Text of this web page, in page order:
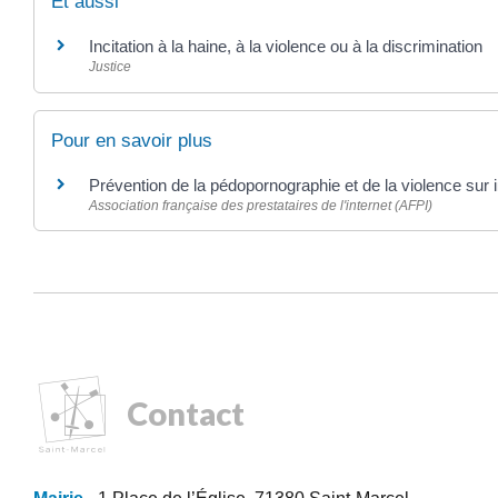
Incitation à la haine, à la violence ou à la discrimination
Justice
Pour en savoir plus
Prévention de la pédopornographie et de la violence sur
Association française des prestataires de l'internet (AFPI)
Contact